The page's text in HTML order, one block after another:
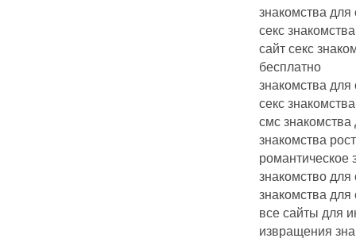
знакомства для
секс
сайт секс
бесплатно
знакомства для
секс
смс
знакомства
романтическое
знакомство
знакомства для
все сайты для
извращения